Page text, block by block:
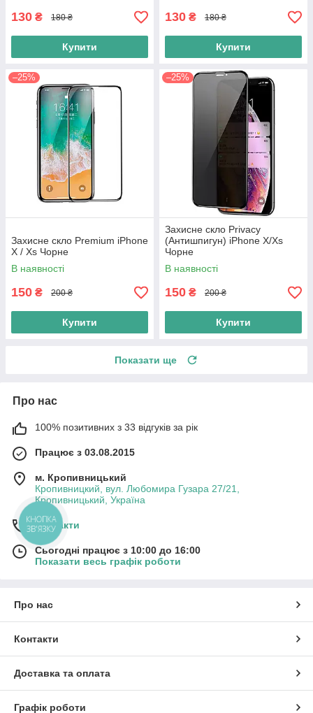
130 ₴ 180 ₴
Купити
130 ₴ 180 ₴
Купити
–25%
Захисне скло Premium iPhone
X / Xs Чорне
В наявності
150 ₴ 200 ₴
Купити
–25%
Захисне скло Privacy
(Антишпигун) iPhone X/Xs
Чорне
В наявності
150 ₴ 200 ₴
Купити
Показати ще
Про нас
100% позитивних з 33 відгуків за рік
Працює з 03.08.2015
м. Кропивницький
Кропивницкий, вул. Любомира Гузара 27/21,
Кропивницький, Україна
Контакти
Сьогодні працює з 10:00 до 16:00
Показати весь графік роботи
Про нас
Контакти
Доставка та оплата
Графік роботи
КНОПКА
ЗВ'ЯЗКУ